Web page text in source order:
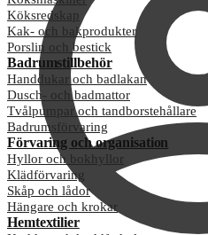
Köksredskap
Kak- och bakprodukter
Porslin och bestick
Badrumstillbehör
Handdukar och badlakan
Dusch- och badmattor
Tvålpumpar och tandborstehållare
Badrumsförvaring
Förvaring och organisation
Hyllor och bokhyllor
Klädförvaring
Skåp och lådor
Hängare och krokar
Hemtextilier